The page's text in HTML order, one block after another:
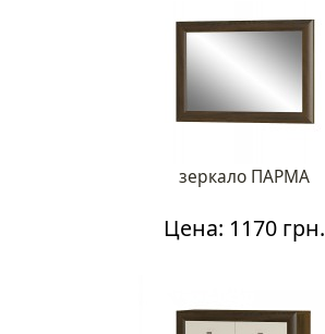
зеркало ПАРМА
Цена: 1170 грн.